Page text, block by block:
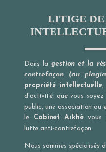
LITIGE DE
Dans la gestion et la
contrefaçon (au
propriété intellectuelle,
d’activité, que vous
public, une association ou
le Cabinet Arkhè vous
lutte anti-contrefaçon.
Nous sommes spécialisés